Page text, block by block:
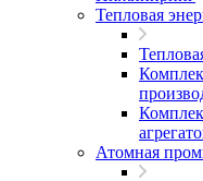
Тепловая
Атомная